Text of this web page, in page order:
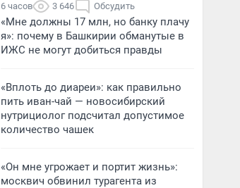
6 часов 3 646 Обсудить
«Мне должны 17 млн, но банку плачу
я»: почему в Башкирии обманутые в
ИЖС не могут добиться правды
«Вплоть до диареи»: как правильно
пить иван-чай — новосибирский
нутрициолог подсчитал допустимое
количество чашек
«Он мне угрожает и портит жизнь»:
москвич обвинил турагента из